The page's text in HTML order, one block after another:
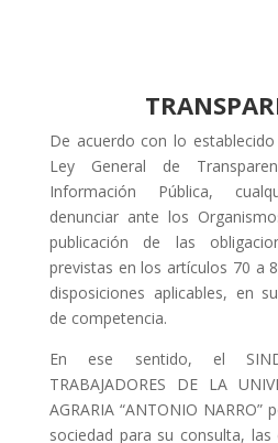
De acuerdo con lo
Ley General de
Información Pública,
denunciar ante los
publicación de las
previstas en los artículos 70 a
disposiciones aplicables, en
de competencia.
En ese sentido, el
TRABAJADORES DE LA
AGRARIA “ANTONIO
sociedad para su consulta, las